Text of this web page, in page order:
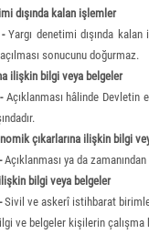
dışında kalan işlemler
Yargı denetimi dışında
sonucunu doğurmaz.
ilişkin bilgi veya belgeler
Açıklanması hâlinde Devletin
çıkarlarına ilişkin bilgi
Açıklanması ya da
bilgi veya belgeler
Sivil ve askerî istihbarat
ve belgeler kişilerin